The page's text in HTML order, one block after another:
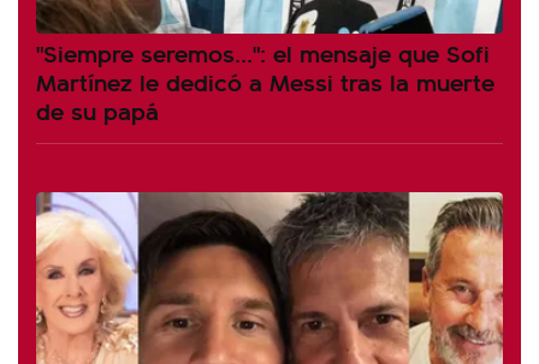
"Siempre seremos...": el mensaje que Sofi
Martínez le dedicó a Messi tras la muerte
de su papá